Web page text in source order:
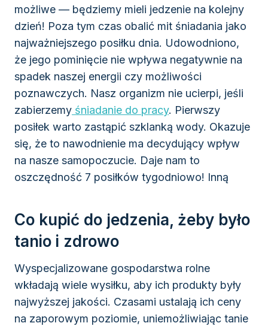
możliwe — będziemy mieli jedzenie na kolejny
dzień! Poza tym czas obalić mit śniadania jako
najważniejszego posiłku dnia. Udowodniono,
że jego pominięcie nie wpływa negatywnie na
spadek naszej energii czy możliwości
poznawczych. Nasz organizm nie ucierpi, jeśli
zabierzemy śniadanie do pracy. Pierwszy
posiłek warto zastąpić szklanką wody. Okazuje
się, że to nawodnienie ma decydujący wpływ
na nasze samopoczucie. Daje nam to
oszczędność 7 posiłków tygodniowo! Inną
Co kupić do jedzenia, żeby było
tanio i zdrowo
Wyspecjalizowane gospodarstwa rolne
wkładają wiele wysiłku, aby ich produkty były
najwyższej jakości. Czasami ustalają ich ceny
na zaporowym poziomie, uniemożliwiając tanie